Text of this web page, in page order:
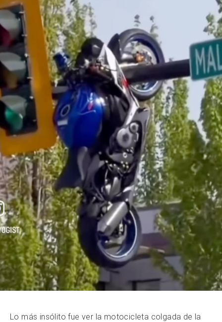
Lo más insólito fue ver la motocicleta colgada de la